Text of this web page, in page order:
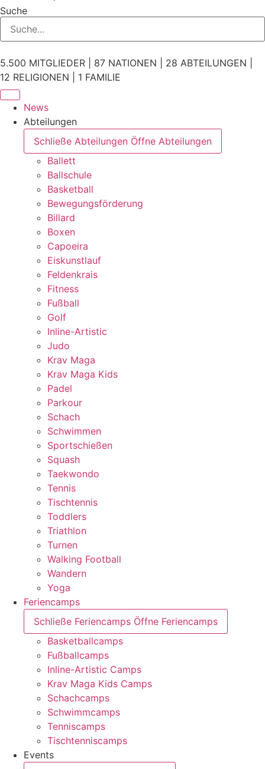
Suche
5.500 MITGLIEDER | 87 NATIONEN | 28 ABTEILUNGEN |
12 RELIGIONEN | 1 FAMILIE
News
Abteilungen
Schließe Abteilungen Öffne Abteilungen
Ballett
Ballschule
Basketball
Bewegungsförderung
Billard
Boxen
Capoeira
Eiskunstlauf
Feldenkrais
Fitness
Fußball
Golf
Inline-Artistic
Judo
Krav Maga
Krav Maga Kids
Padel
Parkour
Schach
Schwimmen
Sportschießen
Squash
Taekwondo
Tennis
Tischtennis
Toddlers
Triathlon
Turnen
Walking Football
Wandern
Yoga
Feriencamps
Schließe Feriencamps Öffne Feriencamps
Basketballcamps
Fußballcamps
Inline-Artistic Camps
Krav Maga Kids Camps
Schachcamps
Schwimmcamps
Tenniscamps
Tischtenniscamps
Events